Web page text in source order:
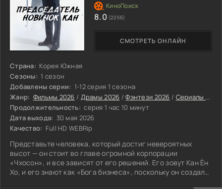
Страна: Корея Южная
Сезоны: 1 сезон
Добавлены серии: 1-12 серия 1 сезона
Жанр: Фильмы 2026 / Драмы 2026 /Фэнтези 2026 / Сериалы 2026
Продолжительность: серия 1 час 10 минут
Дата выхода: 30 мая 2026
Качество: Full HD WEBRip
Представьте человека, который достиг невероятных
высот — он стоит во главе огромной корпорации
«Чхосон», и все зависят от его решений. Его зовут Кан Ён
Хо, и его знают как «Бога бизнеса», поскольку он создал
СМОТРЕТЬ ОНЛАЙН
8.0 (2256)